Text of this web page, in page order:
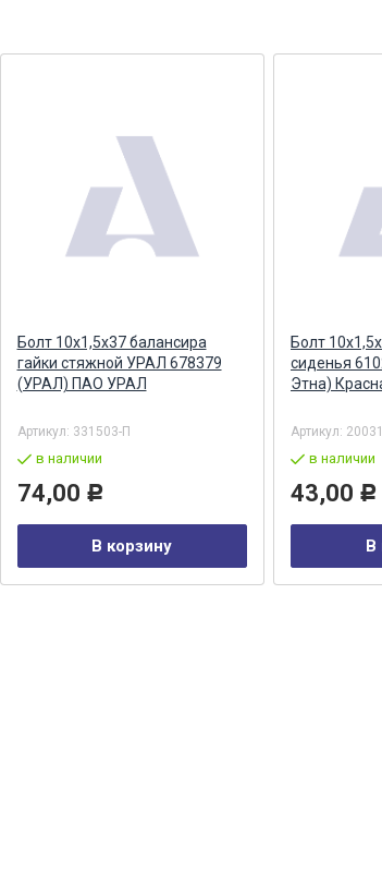
Болт 10х1,5х37 балансира
гайки стяжной УРАЛ 678379
(УРАЛ) ПАО УРАЛ
Артикул: 331503-П
в наличии
74,00 Р
В корзину
Болт
сиденья
Этна)
Артикул:
в наличии
43,00 Р
В